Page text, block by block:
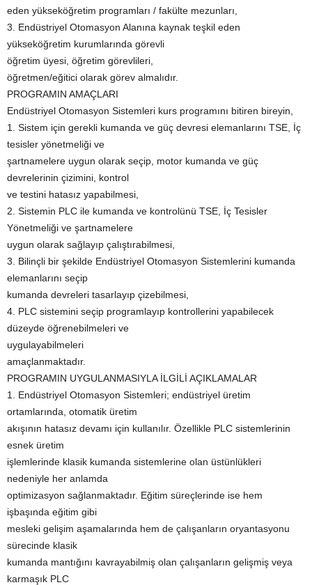
eden yükseköğretim programları / fakülte mezunları,
3. Endüstriyel Otomasyon Alanına kaynak teşkil eden
yükseköğretim kurumlarında görevli
öğretim üyesi, öğretim görevlileri,
öğretmen/eğitici olarak görev almalıdır.
PROGRAMIN AMAÇLARI
Endüstriyel Otomasyon Sistemleri kurs programını bitiren bireyin,
1. Sistem için gerekli kumanda ve güç devresi elemanlarını TSE, İç
tesisler yönetmeliği ve
şartnamelere uygun olarak seçip, motor kumanda ve güç
devrelerinin çizimini, kontrol
ve testini hatasız yapabilmesi,
2. Sistemin PLC ile kumanda ve kontrolünü TSE, İç Tesisler
Yönetmeliği ve şartnamelere
uygun olarak sağlayıp çalıştırabilmesi,
3. Bilinçli bir şekilde Endüstriyel Otomasyon Sistemlerini kumanda
elemanlarını seçip
kumanda devreleri tasarlayıp çizebilmesi,
4. PLC sistemini seçip programlayıp kontrollerini yapabilecek
düzeyde öğrenebilmeleri ve
uygulayabilmeleri
amaçlanmaktadır.
PROGRAMIN UYGULANMASIYLA İLGİLİ AÇIKLAMALAR
1. Endüstriyel Otomasyon Sistemleri; endüstriyel üretim
ortamlarında, otomatik üretim
akışının hatasız devamı için kullanılır. Özellikle PLC sistemlerinin
esnek üretim
işlemlerinde klasik kumanda sistemlerine olan üstünlükleri
nedeniyle her anlamda
optimizasyon sağlanmaktadır. Eğitim süreçlerinde ise hem
işbaşında eğitim gibi
mesleki gelişim aşamalarında hem de çalışanların oryantasyonu
sürecinde klasik
kumanda mantığını kavrayabilmiş olan çalışanların gelişmiş veya
karmaşık PLC